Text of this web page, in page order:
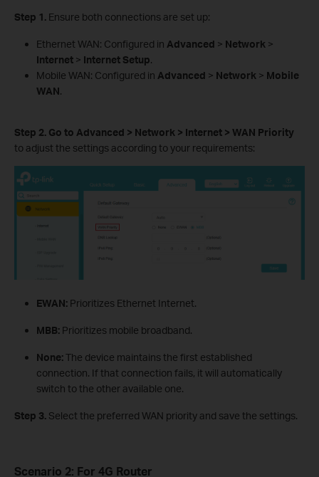
Step 1. Ensure both connections are set up:
Ethernet WAN: Configured in Advanced > Network >
Internet> Internet Setup.
Mobile WAN: Configured in Advanced > Network > Mobile
WAN.
Step 2. Go to Advanced > Network > Internet > WAN Priority
to adjust the settings according to your requirements:
EWAN:Prioritizes Ethernet Internet.
MBB: Prioritizes mobile broadband.
None:The device maintains the first established
connection. If that connection fails, it will automatically
switch to the other available one.
Step 3. Select the preferred WAN priority and save the settings.
Scenario 2: For 4G Router